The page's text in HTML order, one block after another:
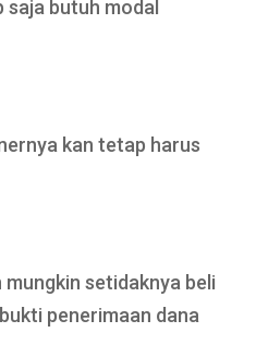
butuh modal
kan tetap harus
setidaknya beli
penerimaan dana